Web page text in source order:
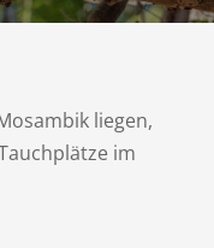
liegen,
im